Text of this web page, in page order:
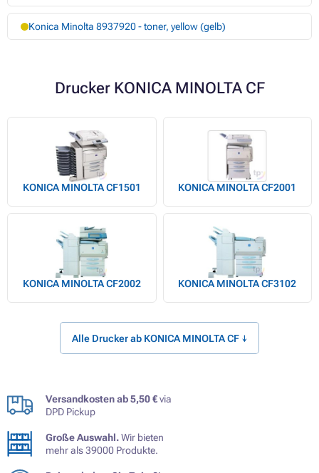
Konica Minolta 8937920 - toner, yellow (gelb)
Drucker KONICA MINOLTA CF
KONICA MINOLTA CF1501 KONICA MINOLTA CF2001
KONICA MINOLTA CF2002 KONICA MINOLTA CF3102
Alle Drucker ab KONICA MINOLTA CF ↓
Versandkosten ab 5,50 €via
DPD Pickup
Große Auswahl.Wir bieten
mehr als 39000 Produkte.